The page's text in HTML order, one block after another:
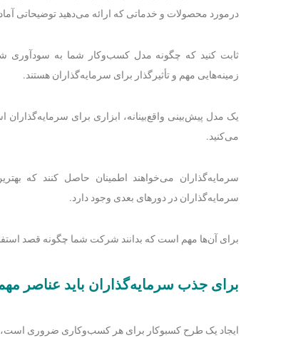
درمورد محصولات و خدماتی که ارائه می‌دهید توضیحاتی
ثابت کنید که چگونه مدل کسب‌وکار شما به سودآوری
زمینه‌هایی مهم و تأثیرگذار برای سرمایه‌گذاران هستند.
یک مدل پیش‌بینی واقع‌بینانه، ابزاری برای
می‌کنید.
سرمایه‌گذاران می‌خواهند اطمینان حاصل کنند که
سرمایه‌گذاران در دورهای بعدی وجود دارد.
برای آن‌ها مهم است که بدانند شرکت شما چگونه قصد
برای جذب سرمایه‌گذاران باید عناصر
ایجاد یک طرح کسب‎وکار برای هر کسب‌وکاری ضروری است، چه تازه شروع به کار کرده باشید و چه سال‌ها در کسب‌وکار بوده باشید.